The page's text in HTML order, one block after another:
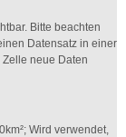
Bitte beachten
Datensatz in einer
Zelle neue Daten
Wird verwendet,